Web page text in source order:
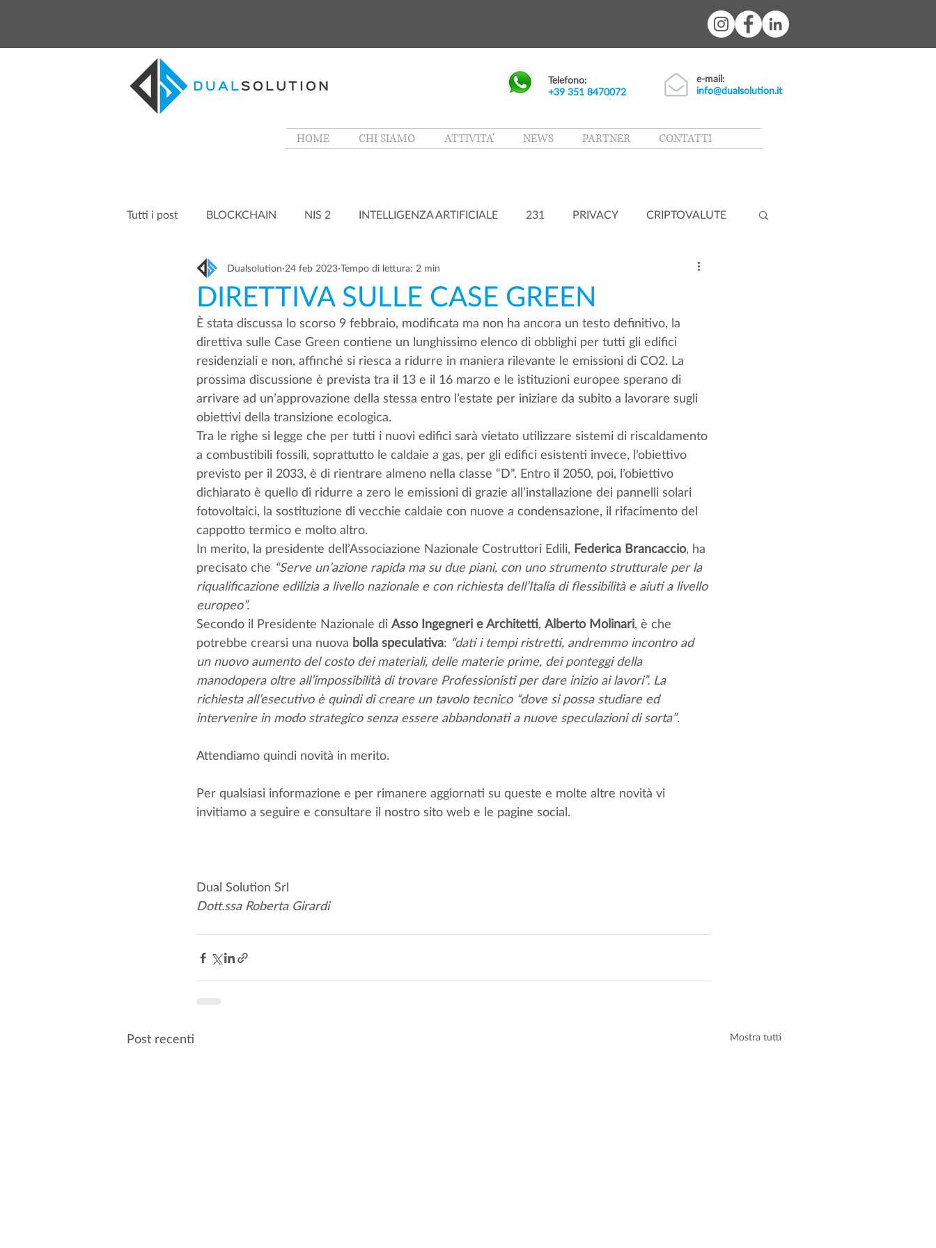
Telefono:
+39 351 8470072
e-mail:
info@dualsolution.it
HOME CHI SIAMO ATTIVITA' NEWS PARTNER CONTATTI
Tutti i post BLOCKCHAIN NIS 2 INTELLIGENZA ARTIFICIALE 231 PRIVACY CRIPTOVALUTE
DIRETTIVA SULLE CASE GREEN
Dualsolution 24 feb 2023 Tempo di lettura: 2 min
È stata discussa lo scorso 9 febbraio, modificata ma non ha ancora un testo definitivo, la
direttiva sulle Case Green contiene un lunghissimo elenco di obblighi per tutti gli edifici
residenziali e non, affinché si riesca a ridurre in maniera rilevante le emissioni di CO2. La
prossima discussione è prevista tra il 13 e il 16 marzo e le istituzioni europee sperano di
arrivare ad un’approvazione della stessa entro l’estate per iniziare da subito a lavorare sugli
obiettivi della transizione ecologica.
Tra le righe si legge che per tutti i nuovi edifici sarà vietato utilizzare sistemi di riscaldamento
a combustibili fossili, soprattutto le caldaie a gas, per gli edifici esistenti invece, l’obiettivo
previsto per il 2033, è di rientrare almeno nella classe “D”. Entro il 2050, poi, l’obiettivo
dichiarato è quello di ridurre a zero le emissioni di grazie all’installazione dei pannelli solari
fotovoltaici, la sostituzione di vecchie caldaie con nuove a condensazione, il rifacimento del
cappotto termico e molto altro.
In merito, la presidente dell’Associazione Nazionale Costruttori Edili, Federica Brancaccio, ha
precisato che “Serve un’azione rapida ma su due piani, con uno strumento strutturale per la
riqualificazione edilizia a livello nazionale e con richiesta dell’Italia di flessibilità e aiuti a livello
europeo”.
Secondo il Presidente Nazionale di Asso Ingegneri e Architetti, Alberto Molinari, è che
potrebbe crearsi una nuova bolla speculativa: “dati i tempi ristretti, andremmo incontro ad
un nuovo aumento del costo dei materiali, delle materie prime, dei ponteggi della
manodopera oltre all’impossibilità di trovare Professionisti per dare inizio ai lavori”. La
richiesta all’esecutivo è quindi di creare un tavolo tecnico “dove si possa studiare ed
intervenire in modo strategico senza essere abbandonati a nuove speculazioni di sorta”.
Attendiamo quindi novità in merito.
Per qualsiasi informazione e per rimanere aggiornati su queste e molte altre novità vi
invitiamo a seguire e consultare il nostro sito web e le pagine social.
Dual Solution Srl
Dott.ssa Roberta Girardi
Post recenti Mostra tutti